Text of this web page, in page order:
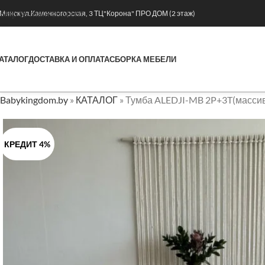
Skip to main content
Минск ул.Каменногорская, 3 ТЦ"Корона" ПРО ДОМ (2 этаж)
ДОСТАВКА И ОПЛАТАСБОРКА МЕБЕЛИ
Babykingdom.by » КАТАЛОГ » Тумба ALEDJI-MB
КРЕДИТ 4%